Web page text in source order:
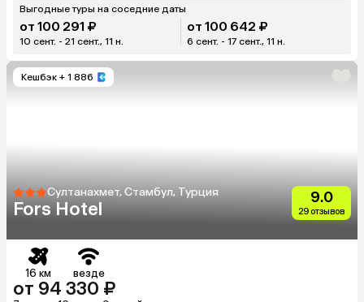
Выгодные туры на соседние даты
от 100 291 ₽
10 сент. - 21 сент., 11 н.
от 100 642 ₽
6 сент. - 17 сент., 11 н.
Кешбэк + 1 886
Султанахмет, Стамбул, Турция
Fors Hotel
9.0
29 отзывов
16 км везде
от 94 330 ₽